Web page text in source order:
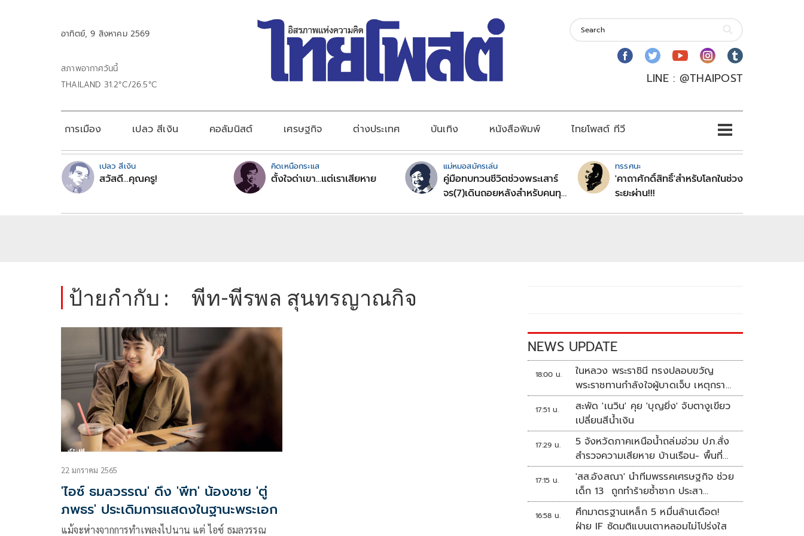
อาทิตย์, 9 สิงหาคม 2569
สภาพอากาศวันนี้
THAILAND 31.2°C/26.5°C
LINE : @THAIPOST
การเมือง เปลว สีเงิน คอลัมนิสต์ เศรษฐกิจ ต่างประเทศ บันเทิง หนังสือพิมพ์ ไทยโพสต์ ทีวี
เปลว สีเงิน
สวัสดี...คุณครู!
คิดเหนือกระแส
ตั้งใจด่าเขา...แต่เราเสียหาย
แม่หมอสมัครเล่น
คู่มือทบทวนชีวิตช่วงพระเสาร์
จร(7)เดินถอยหลังสำหรับคนทุก
ทรรศนะ
'คาถาศักดิ์สิทธิ์'สำหรับโลกในช่วง
ระยะผ่าน!!!
ป้ายกำกับ : พีท-พีรพล สุนทรญาณกิจ
22 มกราคม 2565
'ไอซ์ ธมลวรรณ' ดึง 'พีท' น้องชาย 'ตู่
ภพธร' ประเดิมการแสดงในฐานะพระเอก
แม้จะห่างจากการทำเพลงไปนาน แต่ ไอซ์ ธมลวรรณ
NEWS UPDATE
18:00 น.
ในหลวง พระราชินี ทรงปลอบขวัญ
พระราชทานกำลังใจผู้บาดเจ็บ เหตุกราด
ยิง รร.เทพศิรินทร์นนทบุรี
17:51 น.
สะพัด 'เนวิน' คุย 'บุญยิ่ง' จับตางูเขียว
เปลี่ยนสีน้ำเงิน
17:29 น.
5 จังหวัดภาคเหนือน้ำถล่มอ่วม ปภ.สั่ง
สำรวจความเสียหาย บ้านเรือน- พื้นที่
เกษตร
17:15 น.
'สส.อังสณา' นำทีมพรรคเศรษฐกิจ ช่วย
เด็ก 13 ถูกทำร้ายซ้ำซาก ประสา
นพม.เข้าคุ้มครอง
16:58 น.
ศึกมาตรฐานเหล็ก 5 หมื่นล้านเดือด!
ฝ่าย IF ซัดมติแบนเตาหลอมไม่โปร่งใส